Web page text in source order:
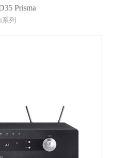
Prisma
列